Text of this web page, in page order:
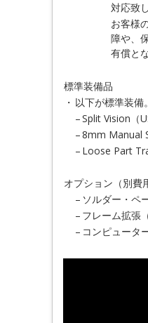
対応致
お客様
障や、
有償と
標準装備品
・ 以下が標準装備。
–Split Vision（
–8mm Manual
– Loose Part
オプション（別費
– ソルダー・ペ
– フレーム拡張
– コンピュータ